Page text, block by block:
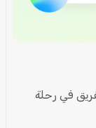
في رحلة